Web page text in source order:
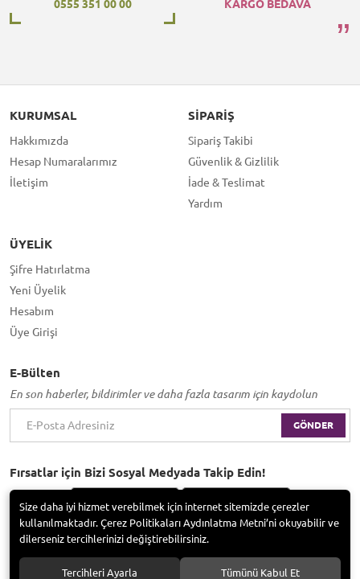
0555 351 00 00
KARGO BEDAVA
KURUMSAL
Hakkımızda
Hesap Numaralarımız
İletişim
SIPARIŞ
Sipariş Takibi
Güvenlik & Gizlilik
İade & Teslimat
Yardım
ÜYELIK
Şifre Hatırlatma
Yeni Üyelik
Hesabım
Üye Girişi
E-Bülten
En son haberler, bildirimler ve daha fazla tasarım için kaydolun
GÖNDER
Fırsatlar için Bizi Sosyal Medyada Takip Edin!
Bayramoğlu Group / Adem Tufan Kocabaş. Tüm hakları saklıdır.
Size daha iyi hizmet verebilmek için internet sitemizde çerezler
kullanılmaktadır. Çerez Politikaları Aydınlatma Metni’ni okuyabilir ve
dilerseniz tercihlerinizi değiştirebilirsiniz.
Tercihleri Ayarla Tümünü Kabul Et